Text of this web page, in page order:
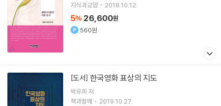
지식과교양
2018.10.12.
5% 26,600원
560원
[도서] 한국영화 표상의 지도
박유희 저
책과함께
2019.10.27.